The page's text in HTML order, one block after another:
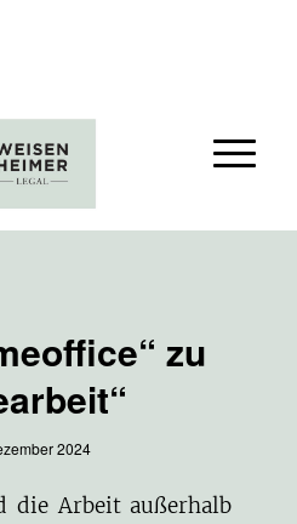
zu
2024
die Arbeit außerhalb